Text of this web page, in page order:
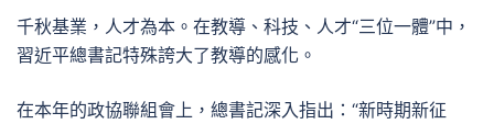
千秋基業，人才為本。在教導、科技、人才“三位一體”中，
習近平總書記特殊誇大了教導的感化。
在本年的政協聯組會上，總書記深入指出：“新時期新征